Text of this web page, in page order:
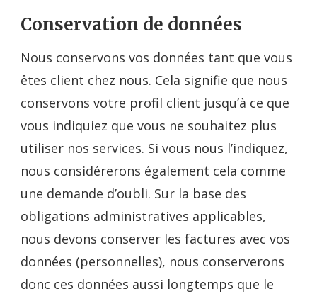
Conservation de données
Nous conservons vos données tant que vous
êtes client chez nous. Cela signifie que nous
conservons votre profil client jusqu’à ce que
vous indiquiez que vous ne souhaitez plus
utiliser nos services. Si vous nous l’indiquez,
nous considérerons également cela comme
une demande d’oubli. Sur la base des
obligations administratives applicables,
nous devons conserver les factures avec vos
données (personnelles), nous conserverons
donc ces données aussi longtemps que le